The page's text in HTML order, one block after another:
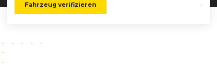
Fahrzeug verifizieren